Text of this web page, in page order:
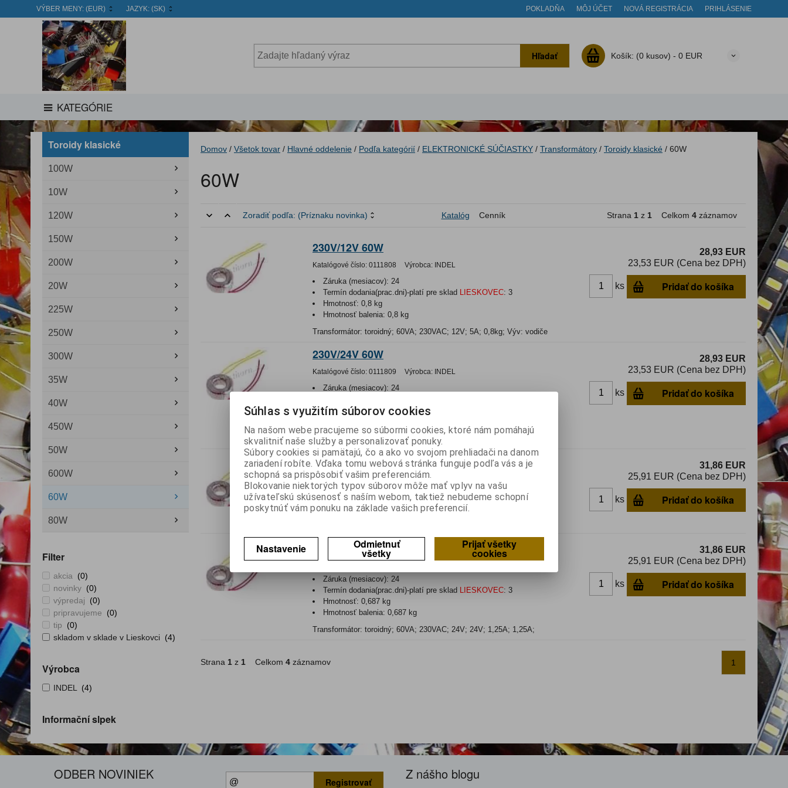
VÝBER MENY: (EUR) JAZYK: (SK) POKLADŇA MÔJ ÚČET NOVÁ REGISTRÁCIA PRIHLÁSENIE
Hľadať Košík: (0 kusov) - 0 EUR
KATEGÓRIE
Toroidy klasické
100W
10W
120W
150W
200W
20W
225W
250W
300W
35W
40W
450W
50W
600W
60W
80W
Filter
akcia
(0)
novinky (0)
výpredaj
(0)
pripravujeme
(0)
tip
(0)
skladom v sklade v Lieskovci (4)
Výrobca
INDEL (4)
Informační slpek
Domov / Všetok tovar / Hlavné oddelenie / Podľa kategórií / ELEKTRONICKÉ SÚČIASTKY / Transformátory / Toroidy klasické / 60W
60W
Zoradiť podľa: (Príznaku novinka) Katalóg Cenník Strana 1 z 1 Celkom 4 záznamov
230V/12V 60W
Katalógové číslo: 0111808 Výrobca: INDEL
Záruka (mesiacov): 24
Termín dodania(prac.dni)-platí pre sklad LIESKOVEC: 3
Hmotnosť: 0,8 kg
Hmotnosť balenia: 0,8 kg
Transformátor: toroidný; 60VA; 230VAC; 12V; 5A; 0,8kg; Výv: vodiče
28,93 EUR
23,53 EUR (Cena bez DPH)
ks Pridať do košíka
230V/24V 60W
Katalógové číslo: 0111809 Výrobca: INDEL
Záruka (mesiacov): 24
Hmotnosť:0,6523 kg
Transformátor: toroidný; 60VA; 230VAC; 24V; 2,5A; Výv: vodiče
28,93 EUR
23,53 EUR (Cena bez DPH)
ks Pridať do košíka
230V/2x12V 60W
Katalógové číslo: 0111810 Výrobca:
Záruka (mesiacov):24
Termín dodania(prac.dni)-platí pre skladLIESKOVEC
31,86 EUR
25,91 EUR (Cena bez DPH)
ks Pridať do košíka
230V/2x24V 60W
Katalógové číslo:0111811 Výrobca: INDEL
Záruka (mesiacov): 24
Termín dodania(prac.dni)-platí pre sklad LIESKOVEC: 3
Hmotnosť: 0,687 kg
Hmotnosť balenia: 0,687 kg
Transformátor: toroidný; 60VA; 230VAC; 24V; 24V; 1,25A; 1,25A;
31,86 EUR
25,91 EUR (Cena bez DPH)
ks Pridať do košíka
Strana 1 z 1 Celkom 4 záznamov 1
ODBER NOVINIEK Registrovať Z nášho blogu
Súhlas s využitím súborov cookies
Na našom webe pracujeme so súbormi cookies, ktoré nám pomáhajú
skvalitniť naše služby a personalizovať ponuky.
Súbory cookies si pamätajú, čo a ako vo svojom prehliadači na danom
zariadení robíte. Vďaka tomu webová stránka funguje podľa vás a je
schopná sa prispôsobiť vašim preferenciám.
Blokovanie niektorých typov súborov môže mať vplyv na vašu
užívateľskú skúsenosť s naším webom, taktiež nebudeme schopní
poskytnúť vám ponuku na základe vašich preferencií.
Nastavenie Odmietnuť
všetky
Prijať všetky
cookies